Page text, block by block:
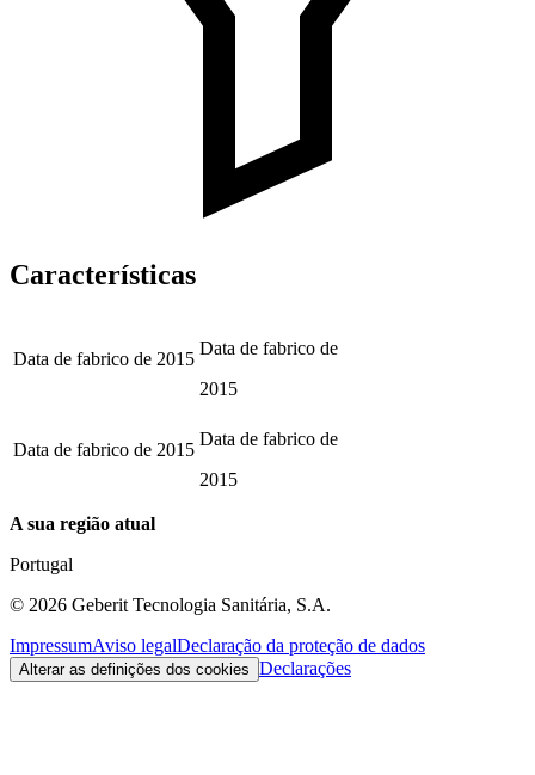
Características
Data de fabrico de 2015
Data de fabrico de
2015
Data de fabrico de 2015
Data de fabrico de
2015
A sua região atual
Portugal
© 2026 Geberit Tecnologia Sanitária, S.A.
ImpressumAviso legalDeclaração da proteção de dados
Alterar as definições dos cookies Declarações